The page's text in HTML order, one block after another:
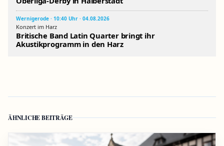
Wernigerode · 10:40 Uhr · 04.08.2026
Konzert im Harz
Britische Band Latin Quarter bringt ihr
Akustikprogramm in den Harz
ÄHNLICHE BEITRÄGE